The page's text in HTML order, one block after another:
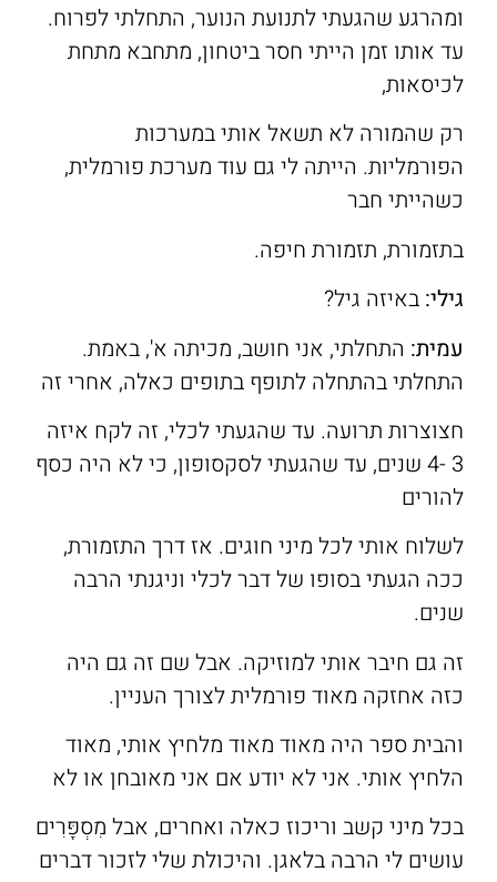
ומהרגע שהגעתי לתנועת הנוער, התחלתי לפרוח.
עד אותו זמן הייתי חסר ביטחון, מתחבא מתחת
לכיסאות,
רק שהמורה לא תשאל אותי במערכות
הפורמליות. הייתה לי גם עוד מערכת פורמלית,
כשהייתי חבר
בתזמורת, תזמורת חיפה.
גילי: באיזה גיל?
עמית: התחלתי, אני חושב, מכיתה א', באמת.
התחלתי בהתחלה לתופף בתופים כאלה, אחרי זה
חצוצרות תרועה. עד שהגעתי לכלי, זה לקח איזה
3 -4 שנים, עד שהגעתי לסקסופון, כי לא היה כסף
להורים
לשלוח אותי לכל מיני חוגים. אז דרך התזמורת,
ככה הגעתי בסופו של דבר לכלי וניגנתי הרבה
שנים.
זה גם חיבר אותי למוזיקה. אבל שם זה גם היה
כזה אחזקה מאוד פורמלית לצורך העניין.
והבית ספר היה מאוד מאוד מלחיץ אותי, מאוד
הלחיץ אותי. אני לא יודע אם אני מאובחן או לא
בכל מיני קשב וריכוז כאלה ואחרים, אבל מִסְפָּרִים
עושים לי הרבה בלאגן. והיכולת שלי לזכור דברים